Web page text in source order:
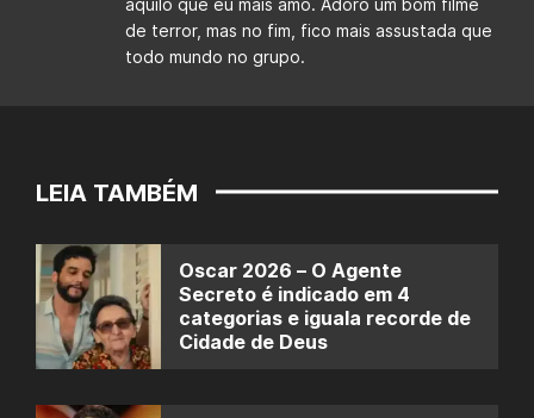
de terror, mas no fim, fico mais assustada que
todo mundo no grupo.
LEIA TAMBÉM
Oscar 2026 – O Agente
Secreto é indicado em 4
categorias e iguala recorde de
Cidade de Deus